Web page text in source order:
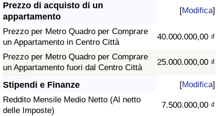
Prezzo di acquisto di un
appartamento
[Modifica]
Prezzo per Metro Quadro per Comprare
un Appartamento in Centro Città
40.000.000,00 ₫
Prezzo per Metro Quadro per Comprare
un Appartamento fuori dal Centro Città
25.000.000,00 ₫
Stipendi e Finanze [Modifica]
Reddito Mensile Medio Netto (Al netto
delle Imposte)
7.500.000,00 ₫
Indice della Criminalità
Indice di criminalità per paese
Assistenza Sanitaria
Indice dell’Assistenza Sanitaria (Corrente)
Indice dell’Assistenza Sanitaria